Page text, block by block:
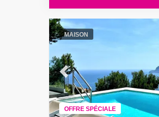
MAISON
OFFRE SPÉCIALE
Previous